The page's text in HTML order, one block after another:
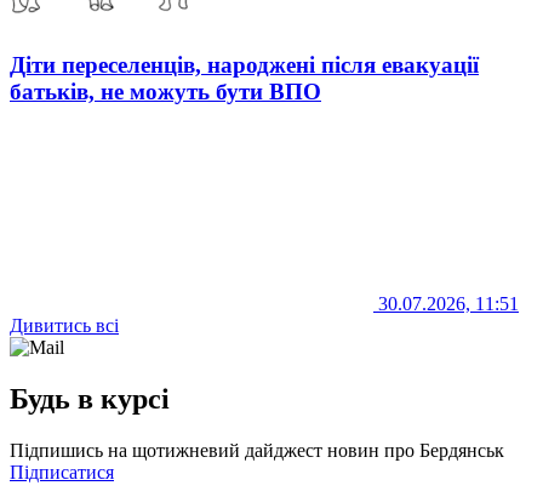
Діти переселенців, народжені після евакуації
батьків, не можуть бути ВПО
30.07.2026, 11:51
Дивитись всі
Будь в курсі
Підпишись на щотижневий дайджест новин про Бердянськ
Підписатися